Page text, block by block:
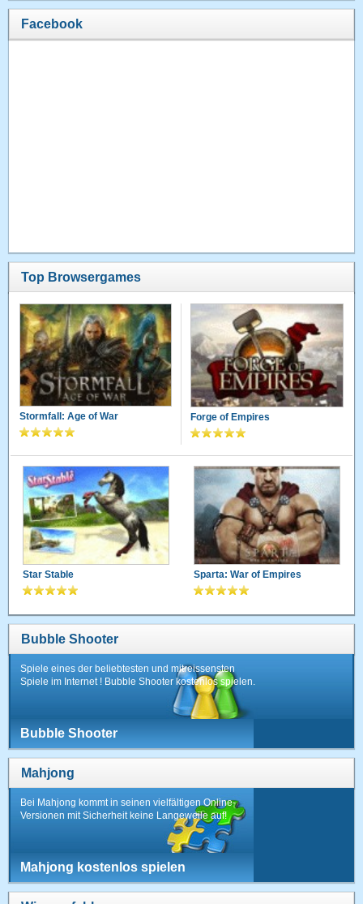
Facebook
Top Browsergames
Stormfall: Age of War Forge of Empires
Star Stable Sparta: War of Empires
Bubble Shooter
Spiele eines der beliebtesten und mitreissensten
Spiele im Internet ! Bubble Shooter kostenlos spielen.
Bubble Shooter
Mahjong
Bei Mahjong kommt in seinen vielfältigen Online-
Versionen mit Sicherheit keine Langeweile auf!
Mahjong kostenlos spielen